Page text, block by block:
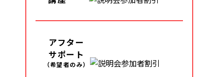
アフター
サポート
（希望者のみ）